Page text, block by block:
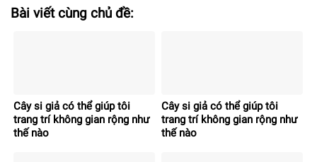
Bài viết cùng chủ đề:
Cây si giả có thể giúp tôi
trang trí không gian rộng như
thế nào
Cây si giả có thể giúp tôi
trang trí không gian rộng như
thế nào